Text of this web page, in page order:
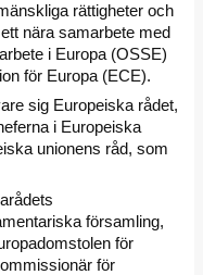
rättigheter och
nära samarbete med
i Europa (OSSE)
för Europa (ECE).
sig Europeiska rådet,
i Europeiska
unionens råd, som
församling,
för
för